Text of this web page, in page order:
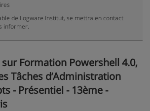
de Logware Institut, se mettra en contact
informer.
Formation Powershell 4.0,
Tâches d’Administration
- Présentiel - 13ème -